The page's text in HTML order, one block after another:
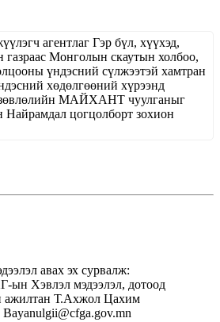
агентлаг Гэр бүл, хүүхэд,
Монголын скаутын холбоо,
үндэсний сүлжээтэй хамтран
хөдөлгөөний хүрээнд
МАЙХАНТ чуулганыг
цогцолборт зохион